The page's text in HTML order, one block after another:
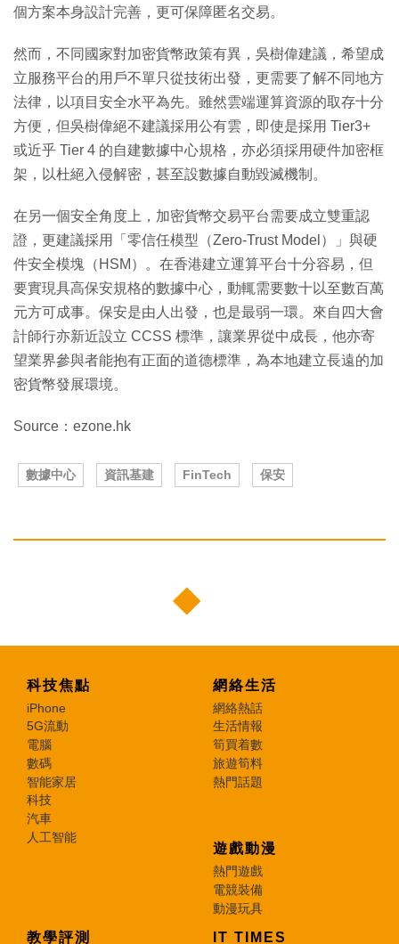
個方案本身設計完善，更可保障匿名交易。
然而，不同國家對加密貨幣政策有異，吳樹偉建議，希望成
立服務平台的用戶不單只從技術出發，更需要了解不同地方
法律，以項目安全水平為先。雖然雲端運算資源的取存十分
方便，但吳樹偉絕不建議採用公有雲，即使是採用 Tier3+
或近乎 Tier 4 的自建數據中心規格，亦必須採用硬件加密框
架，以杜絕入侵解密，甚至設數據自動毀滅機制。
在另一個安全角度上，加密貨幣交易平台需要成立雙重認
證，更建議採用「零信任模型（Zero-Trust Model）」與硬
件安全模塊（HSM）。在香港建立運算平台十分容易，但
要實現具高保安規格的數據中心，動輒需要數十以至數百萬
元方可成事。保安是由人出發，也是最弱一環。來自四大會
計師行亦新近設立 CCSS 標準，讓業界從中成長，他亦寄
望業界參與者能抱有正面的道德標準，為本地建立長遠的加
密貨幣發展環境。
Source：ezone.hk
數據中心 資訊基建 FinTech 保安
科技焦點
iPhone
5G流動
電腦
數碼
智能家居
科技
汽車
人工智能
網絡生活
網絡熱話
生活情報
筍買着數
旅遊筍料
熱門話題
遊戲動漫
熱門遊戲
電競裝備
動漫玩具
教學評測 IT TIMES